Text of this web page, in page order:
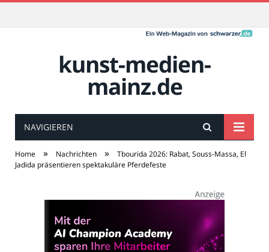
kunst-medien-
mainz.de
NAVIGIEREN
Home » Nachrichten »
Tbourida 2026: Rabat, Souss-Massa, El
Jadida präsentieren spektakuläre Pferdefeste